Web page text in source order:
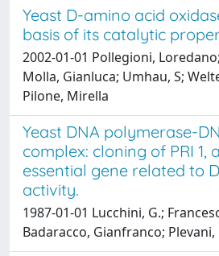
Yeast D-amino acid
basis of its catalytic
2002-01-01 Pollegioni,
Molla, Gianluca; Umhau, S;
Pilone, Mirella
Yeast DNA polymerase-
complex: cloning of PRI 1,
essential gene related to
activity.
1987-01-01 Lucchini, G.;
Badaracco, Gianfranco; Plevani,